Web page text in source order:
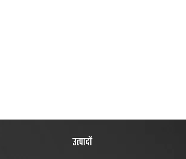
उत्पादों